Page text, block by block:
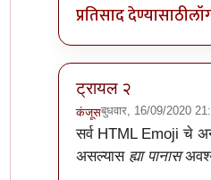
प्रतिसाद देण्यासाठी
ट्रायल २
कंजूसबुधवार, 16/09/2020
In reply toअरेच्चा!
सर्व HTML Emoji चे
असल्यास ह्या पानास